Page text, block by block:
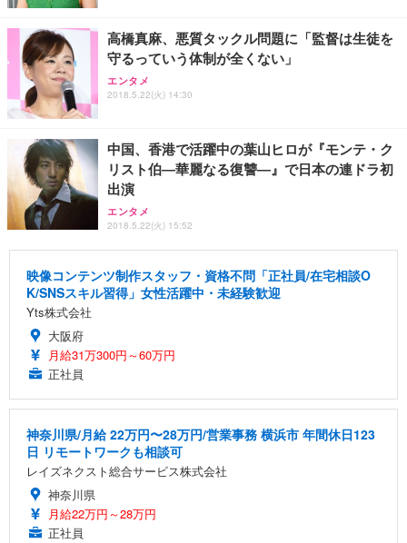
高橋真麻、悪質タックル問題に「監督は生徒を
守るっていう体制が全くない」
エンタメ
2018.5.22(火) 14:30
中国、香港で活躍中の葉山ヒロが『モンテ・ク
リスト伯―華麗なる復讐―』で日本の連ドラ初
出演
エンタメ
2018.5.22(火) 15:52
映像コンテンツ制作スタッフ・資格不問「正社員/在宅相談O
K/SNSスキル習得」女性活躍中・未経験歓迎
Yts株式会社
大阪府
月給31万300円～60万円
正社員
神奈川県/月給 22万円〜28万円/営業事務 横浜市 年間休日123
日 リモートワークも相談可
レイズネクスト総合サービス株式会社
神奈川県
月給22万円～28万円
正社員